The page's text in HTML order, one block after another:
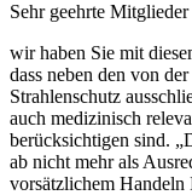
Sehr geehrte
wir haben Sie mit
dass neben den von
Strahlenschutz
auch medizinisch
berücksichtigen sind.
ab nicht mehr als
vorsätzlichem Handeln